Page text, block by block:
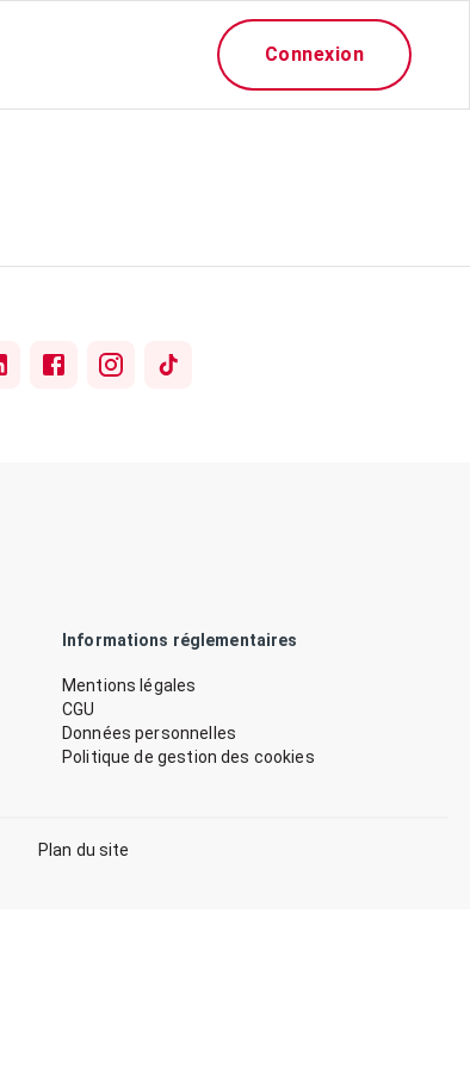
Connexion
Informations réglementaires
Mentions légales
CGU
Données personnelles
Politique de gestion des cookies
Plan du site